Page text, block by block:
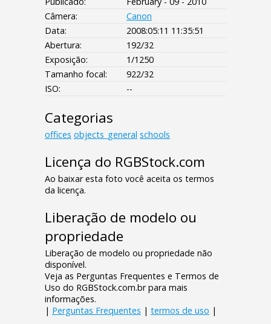
Câmera:
Canon
Data:
2008:05:11 11:35:51
Abertura:
192/32
Exposição:
1/1250
Tamanho focal:
922/32
ISO:
--
Categorias
offices objects_general schools
Licença do RGBStock.com
Ao baixar esta foto você aceita os termos
da licença.
Liberação de modelo ou
propriedade
Liberação de modelo ou propriedade não
disponível.
Veja as Perguntas Frequentes e Termos de
Uso do RGBStock.com.br para mais
informações.
| Perguntas Frequentes | termos de uso |